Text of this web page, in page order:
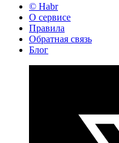
© Habr
О сервисе
Правила
Обратная связь
Блог